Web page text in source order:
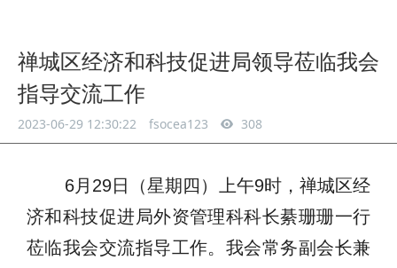
禅城区经济和科技促进局领导莅临我会
指导交流工作
2023-06-29 12:30:22 fsocea123 308
6月29日（星期四）上午9时，禅城区经
济和科技促进局外资管理科科长綦珊珊一行
莅临我会交流指导工作。我会常务副会长兼